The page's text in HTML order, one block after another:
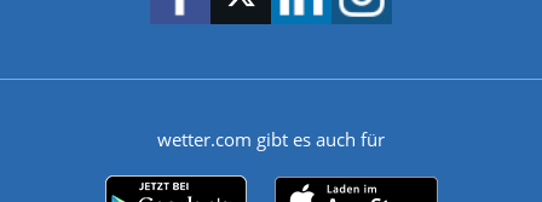
wetter.com gibt es auch für